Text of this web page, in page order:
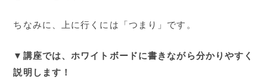
ちなみに、上に行くには「つまり」です。
▼講座では、ホワイトボードに書きながら分かりやすく
説明します！